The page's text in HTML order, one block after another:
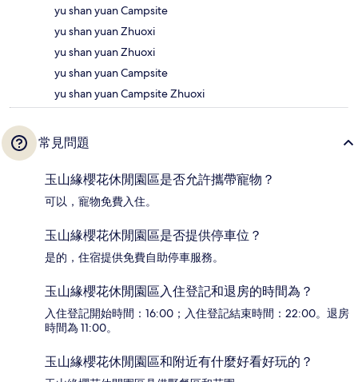
yu shan yuan Campsite
yu shan yuan Zhuoxi
yu shan yuan Zhuoxi
yu shan yuan Campsite
yu shan yuan Campsite Zhuoxi
常見問題
玉山緣櫻花休閒園區是否允許攜帶寵物？
可以，寵物免費入住。
玉山緣櫻花休閒園區是否提供停車位？
是的，住宿提供免費自助停車服務。
玉山緣櫻花休閒園區入住登記和退房的時間為？
入住登記開始時間：16:00；入住登記結束時間：22:00。退房
時間為 11:00。
玉山緣櫻花休閒園區和附近有什麼好看好玩的？